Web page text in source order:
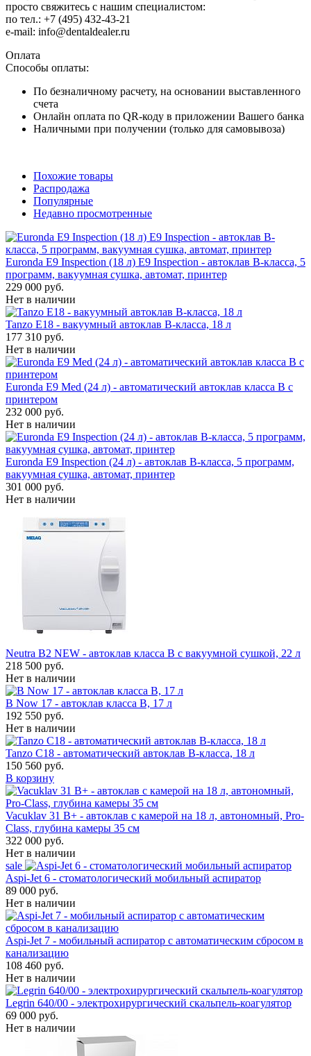
просто свяжитесь с нашим специалистом:
по тел.: +7 (495) 432-43-21
e-mail: info@dentaldealer.ru
Оплата
Способы оплаты:
По безналичному расчету, на основании выставленного
счета
Онлайн оплата по QR-коду в приложении Вашего банка
Наличными при получении (только для самовывоза)
Похожие товары
Распродажа
Популярные
Недавно просмотренные
Euronda E9 Inspection (18 л) E9 Inspection - автоклав B-класса, 5
программ, вакуумная сушка, автомат, принтер
229 000 руб.
Нет в наличии
Tanzo E18 - вакуумный автоклав B-класса, 18 л
177 310 руб.
Нет в наличии
Euronda E9 Med (24 л) - автоматический автоклав класса B с
принтером
232 000 руб.
Нет в наличии
Euronda E9 Inspection (24 л) - автоклав B-класса, 5 программ,
вакуумная сушка, автомат, принтер
301 000 руб.
Нет в наличии
Neutra B2 NEW - автоклав класса B с вакуумной сушкой, 22 л
218 500 руб.
Нет в наличии
B Now 17 - автоклав класса B, 17 л
192 550 руб.
Нет в наличии
Tanzo C18 - автоматический автоклав B-класса, 18 л
150 560 руб.
В корзину
Vacuklav 31 B+ - автоклав с камерой на 18 л, автономный, Pro-
Class, глубина камеры 35 см
322 000 руб.
Нет в наличии
sale
Aspi-Jet 6 - стоматологический мобильный аспиратор
89 000 руб.
Нет в наличии
Aspi-Jet 7 - мобильный аспиратор с автоматическим сбросом в
канализацию
108 460 руб.
Нет в наличии
Legrin 640/00 - электрохирургический скальпель-коагулятор
69 000 руб.
Нет в наличии